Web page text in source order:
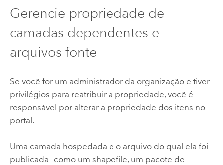
Gerencie propriedade de
camadas dependentes e
arquivos fonte
Se você for um administrador da organização e tiver
privilégios para reatribuir a propriedade, você é
responsável por alterar a propriedade dos itens no
portal.
Uma camada hospedada e o arquivo do qual ela foi
publicada—como um shapefile, um pacote de